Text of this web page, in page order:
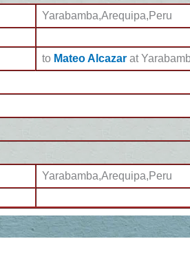
Yarabamba,Arequipa,Peru
to Mateo Alcazar at
Yarabamba,Arequipa,Peru